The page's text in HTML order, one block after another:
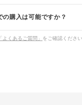
で)※一部例外商品がござ
しさを特長に持つプラチ
変色の心配が少ないことか
リングに相応しいとされ
インの選び方のポイントに
の購入は可能ですか？
「よくあるご質問」 をご確認ください